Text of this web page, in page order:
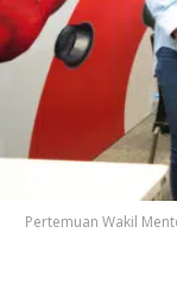
a
e
Pertemuan Wakil